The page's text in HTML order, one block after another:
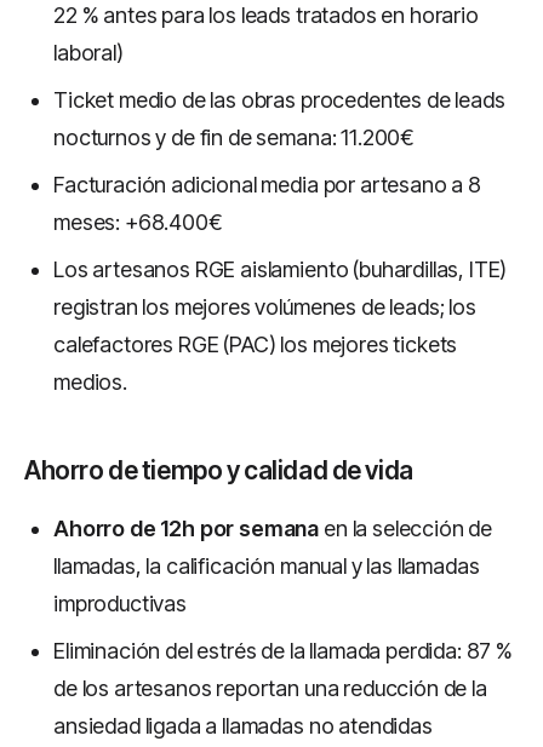
22 % antes para los leads tratados en horario
laboral)
Ticket medio de las obras procedentes de leads
nocturnos y de fin de semana: 11.200€
Facturación adicional media por artesano a 8
meses: +68.400€
Los artesanos RGE aislamiento (buhardillas, ITE)
registran los mejores volúmenes de leads; los
calefactores RGE (PAC) los mejores tickets
medios.
Ahorro de tiempo y calidad de vida
Ahorro de 12h por semana en la selección de
llamadas, la calificación manual y las llamadas
improductivas
Eliminación del estrés de la llamada perdida: 87 %
de los artesanos reportan una reducción de la
ansiedad ligada a llamadas no atendidas